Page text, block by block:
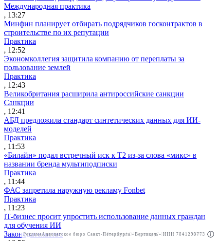
Реклама АО"Право.ру" ИНН: 7708095468
Международная практика
, 13:27
Минфин планирует отбирать подрядчиков госконтрактов в
строительстве по их репутации
Практика
, 12:52
Экономколлегия защитила компанию от переплаты за
пользование землей
Практика
, 12:43
Великобритания расширила антироссийские санкции
Санкции
, 12:41
АБД предложила стандарт синтетических данных для ИИ-
моделей
Практика
, 11:53
«Билайн» подал встречный иск к Т2 из-за слова «микс» в
названии бренда мультиподписки
Практика
, 11:44
ФАС запретила наружную рекламу Fonbet
Практика
, 11:23
IT-бизнес просит упростить использование данных граждан
для обучения ИИ
Законодательство
РекламаАдвокатское бюро Санкт-Петербурга «Вертикаль» ИНН 7841290773